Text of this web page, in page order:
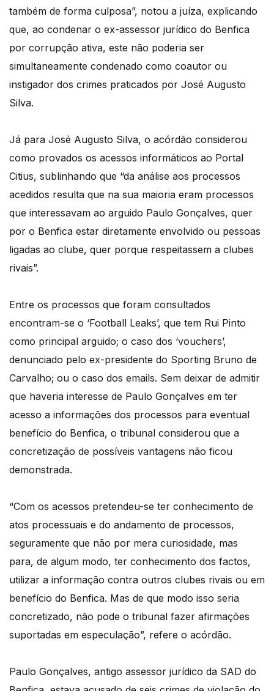
também de forma culposa”, notou a juíza, explicando
que, ao condenar o ex-assessor jurídico do Benfica
por corrupção ativa, este não poderia ser
simultaneamente condenado como coautor ou
instigador dos crimes praticados por José Augusto
Silva.
Já para José Augusto Silva, o acórdão considerou
como provados os acessos informáticos ao Portal
Citius, sublinhando que “da análise aos processos
acedidos resulta que na sua maioria eram processos
que interessavam ao arguido Paulo Gonçalves, quer
por o Benfica estar diretamente envolvido ou pessoas
ligadas ao clube, quer porque respeitassem a clubes
rivais”.
Entre os processos que foram consultados
encontram-se o ‘Football Leaks’, que tem Rui Pinto
como principal arguido; o caso dos ‘vouchers’,
denunciado pelo ex-presidente do Sporting Bruno de
Carvalho; ou o caso dos emails. Sem deixar de admitir
que haveria interesse de Paulo Gonçalves em ter
acesso a informações dos processos para eventual
benefício do Benfica, o tribunal considerou que a
concretização de possíveis vantagens não ficou
demonstrada.
“Com os acessos pretendeu-se ter conhecimento de
atos processuais e do andamento de processos,
seguramente que não por mera curiosidade, mas
para, de algum modo, ter conhecimento dos factos,
utilizar a informação contra outros clubes rivais ou em
benefício do Benfica. Mas de que modo isso seria
concretizado, não pode o tribunal fazer afirmações
suportadas em especulação”, refere o acórdão.
Paulo Gonçalves, antigo assessor jurídico da SAD do